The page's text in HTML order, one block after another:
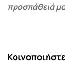
προσπάθειά